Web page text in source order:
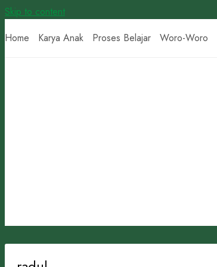
Skip to content
Home
Karya Anak Proses Belajar Woro-Woro